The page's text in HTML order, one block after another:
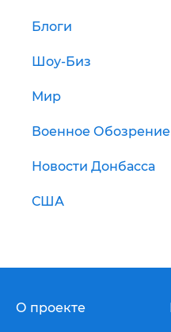
Блоги
Шоу-Биз
Мир
Военное Обозрение
Новости Донбасса
США
О проекте